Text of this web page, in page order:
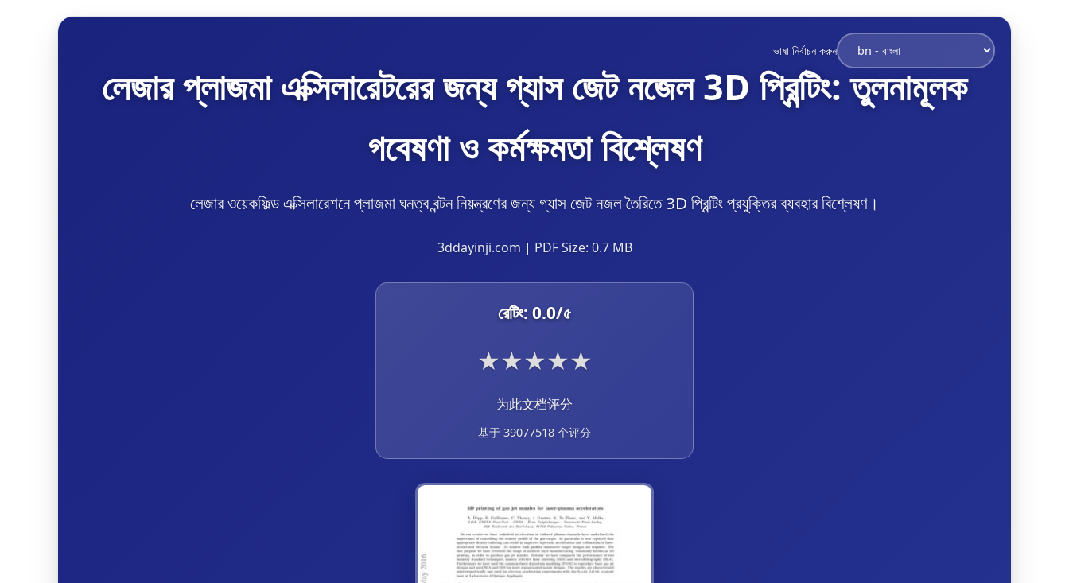
ভাষা নির্বাচন করুন
লেজার প্লাজমা এক্সিলারেটরের জন্য গ্যাস জেট নজেল 3D প্রিন্টিং: তুলনামূলক
গবেষণা ও কর্মক্ষমতা বিশ্লেষণ
লেজার ওয়েকফিল্ড এক্সিলারেশনে প্লাজমা ঘনত্ব বন্টন নিয়ন্ত্রণের জন্য গ্যাস জেট নজল তৈরিতে 3D প্রিন্টিং প্রযুক্তির ব্যবহার বিশ্লেষণ।
3ddayinji.com | PDF Size: 0.7 MB
রেটিং: 0.0/৫
★★★★★
为此文档评分
基于 39077518 个评分